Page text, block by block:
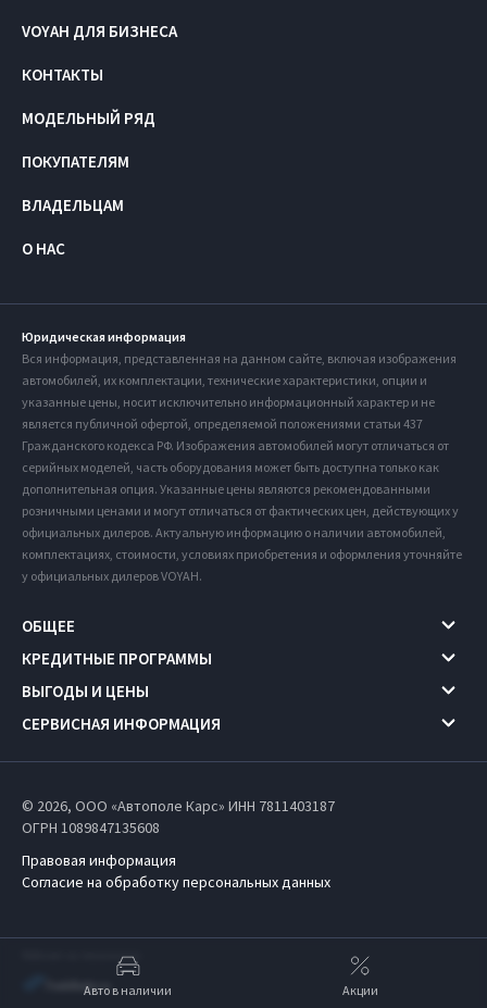
VOYAH ДЛЯ БИЗНЕСА
КОНТАКТЫ
МОДЕЛЬНЫЙ РЯД
ПОКУПАТЕЛЯМ
ВЛАДЕЛЬЦАМ
О НАС
Юридическая информация
Вся информация, представленная на данном сайте, включая изображения
автомобилей, их комплектации, технические характеристики, опции и
указанные цены, носит исключительно информационный характер и не
является публичной офертой, определяемой положениями статьи 437
Гражданского кодекса РФ. Изображения автомобилей могут отличаться от
серийных моделей, часть оборудования может быть доступна только как
дополнительная опция. Указанные цены являются рекомендованными
розничными ценами и могут отличаться от фактических цен, действующих у
официальных дилеров. Актуальную информацию о наличии автомобилей,
комплектациях, стоимости, условиях приобретения и оформления уточняйте
у официальных дилеров VOYAH.
ОБЩЕЕ
КРЕДИТНЫЕ ПРОГРАММЫ
ВЫГОДЫ И ЦЕНЫ
СЕРВИСНАЯ ИНФОРМАЦИЯ
© 2026, ООО «Автополе Карс» ИНН 7811403187
ОГРН 1089847135608
Правовая информация
Согласие на обработку персональных данных
Работает на технологиях
Авто в наличии Акции